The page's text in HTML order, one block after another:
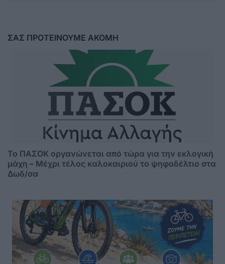
ΣΑΣ ΠΡΟΤΕΙΝΟΥΜΕ ΑΚΟΜΗ
Το ΠΑΣΟΚ οργανώνεται από τώρα για την εκλογική
μάχη – Μέχρι τέλος καλοκαιριού το ψηφοδέλτιο στα
Δωδ/σα